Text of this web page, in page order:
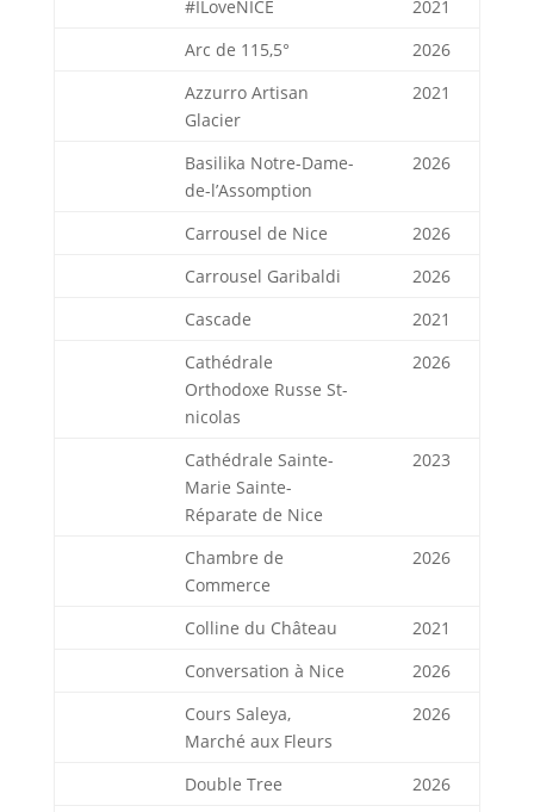
#ILoveNICE
2021
Arc de 115,5°
2026
Azzurro Artisan
Glacier
2021
Basilika Notre-Dame-
de-l’Assomption
2026
Carrousel de Nice
2026
Carrousel Garibaldi
2026
Cascade
2021
Cathédrale
Orthodoxe Russe St-
nicolas
2026
Cathédrale Sainte-
Marie Sainte-
Réparate de Nice
2023
Chambre de
Commerce
2026
Colline du Château
2021
Conversation à Nice
2026
Cours Saleya,
Marché aux Fleurs
2026
Double Tree
2026